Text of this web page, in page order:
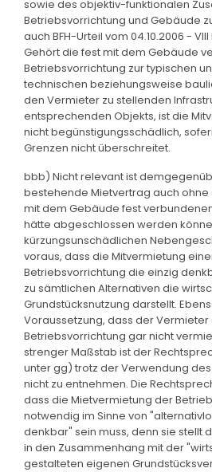
sowie des objektiv-funktionalen
Betriebsvorrichtung und Gebäude
auch BFH-Urteil vom 04.10.2006 -
Gehört die fest mit dem Gebäude
Betriebsvorrichtung zur typischen
technischen beziehungsweise
den Vermieter zu stellenden
entsprechenden Objekts, ist die
nicht begünstigungsschädlich,
Grenzen nicht überschreitet.
bbb) Nicht relevant ist
bestehende Mietvertrag auch
mit dem Gebäude fest
hätte abgeschlossen werden
kürzungsunschädlichen
voraus, dass die Mitvermietung
Betriebsvorrichtung die einzig
zu sämtlichen Alternativen die
Grundstücksnutzung darstellt.
Voraussetzung, dass der
Betriebsvorrichtung gar nicht
strenger Maßstab ist der
unter gg) trotz der Verwendung
nicht zu entnehmen. Die
dass die Mietvermietung der
notwendig im Sinne von
denkbar" sein muss, denn sie stellt
in den Zusammenhang mit der
gestalteten eigenen